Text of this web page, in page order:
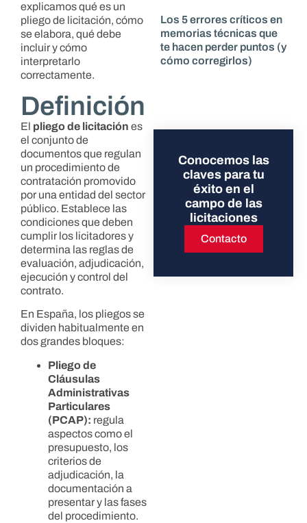
explicamos qué es un
pliego de licitación, cómo
se elabora, qué debe
incluir y cómo
interpretarlo
correctamente.
Definición
El pliego de licitación es
el conjunto de
documentos que regulan
un procedimiento de
contratación promovido
por una entidad del sector
público. Establece las
condiciones que deben
cumplir los licitadores y
determina las reglas de
evaluación, adjudicación,
ejecución y control del
contrato.
En España, los pliegos se
dividen habitualmente en
dos grandes bloques:
Pliego de
Cláusulas
Administrativas
Particulares
(PCAP): regula
aspectos como el
presupuesto, los
criterios de
adjudicación, la
documentación a
presentar y las fases
del procedimiento.
Los 5 errores críticos en
memorias técnicas que
te hacen perder puntos (y
cómo corregirlos)
Conocemos las
claves para tu
éxito en el
campo de las
licitaciones
Contacto